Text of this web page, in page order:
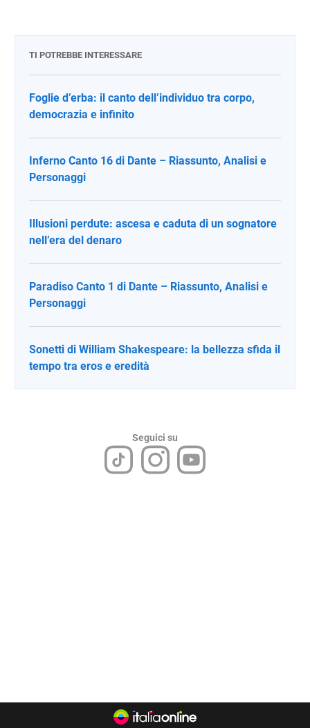
TI POTREBBE INTERESSARE
Foglie d’erba: il canto dell’individuo tra corpo,
democrazia e infinito
Inferno Canto 16 di Dante – Riassunto, Analisi e
Personaggi
Illusioni perdute: ascesa e caduta di un sognatore
nell’era del denaro
Paradiso Canto 1 di Dante – Riassunto, Analisi e
Personaggi
Sonetti di William Shakespeare: la bellezza sfida il
tempo tra eros e eredità
Seguici su